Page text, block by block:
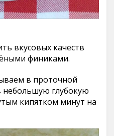
вкусовых качеств
финиками.
в проточной
глубокую
кипятком минут на